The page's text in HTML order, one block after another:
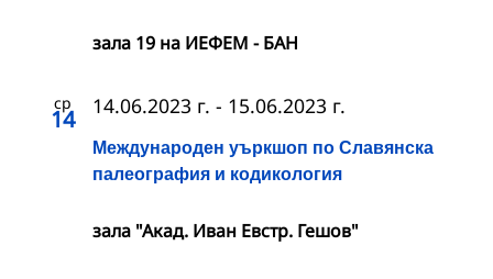
зала 19 на ИЕФЕМ - БАН
ср
14
Международен уъркшоп по Славянска
палеография и кодикология
14.06.2023 г. - 15.06.2023 г.
зала "Акад. Иван Евстр. Гешов"